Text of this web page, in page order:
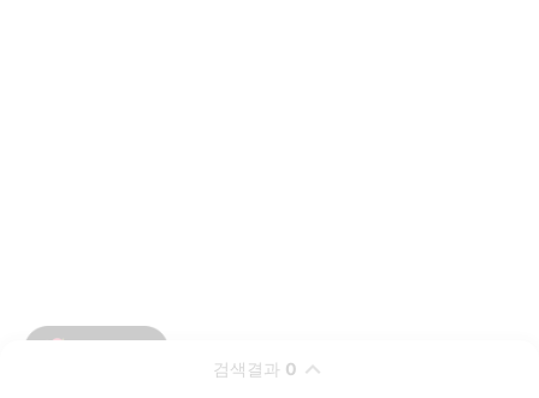
검색결과 0